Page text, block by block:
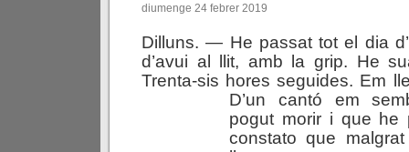
diumenge 24 febrer 2019
Dilluns. — He passat tot el dia
d’avui al llit, amb la grip. He
Trenta-sis hores seguides. Em
D’un cantó em
pogut morir i que he
constato que